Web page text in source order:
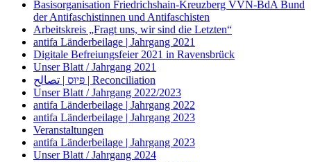
Basisorganisation Friedrichshain-Kreuzberg VVN-BdA Bund
der Antifaschistinnen und Antifaschisten
Arbeitskreis „Fragt uns, wir sind die Letzten“
antifa Länderbeilage | Jahrgang 2021
Digitale Befreiungsfeier 2021 in Ravensbrück
Unser Blatt / Jahrgang 2021
פִּיוּס | تصالح | Reconciliation
Unser Blatt / Jahrgang 2022/2023
antifa Länderbeilage | Jahrgang 2022
antifa Länderbeilage | Jahrgang 2023
Veranstaltungen
antifa Länderbeilage | Jahrgang 2023
Unser Blatt / Jahrgang 2024